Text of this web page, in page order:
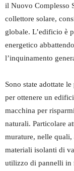
il Nuovo Complesso
collettore solare,
globale. L’edificio è
energetico
l’inquinamento
Sono state adottate
per ottenere un
macchina per
naturali. Particolare
murature, nelle
materiali isolanti di
utilizzo di pannelli in